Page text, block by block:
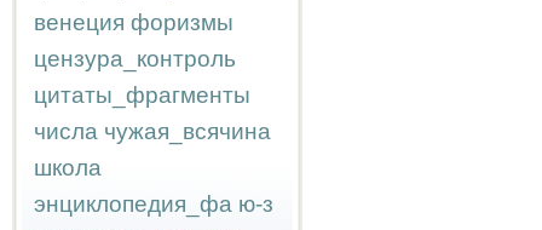
венеция форизмы
цензура_контроль
цитаты_фрагменты
числа чужая_всячина
школа
энциклопедия_фа ю-з